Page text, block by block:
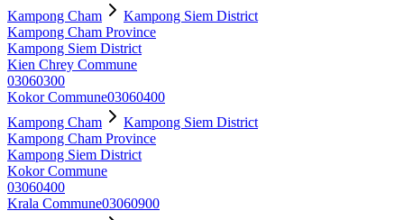
Kampong Cham
Kampong Siem District
Kampong Cham Province
Kampong Siem District
Kien Chrey Commune
03060300
Kokor Commune03060400
Kampong Cham
Kampong Siem District
Kampong Cham Province
Kampong Siem District
Kokor Commune
03060400
Krala Commune03060900